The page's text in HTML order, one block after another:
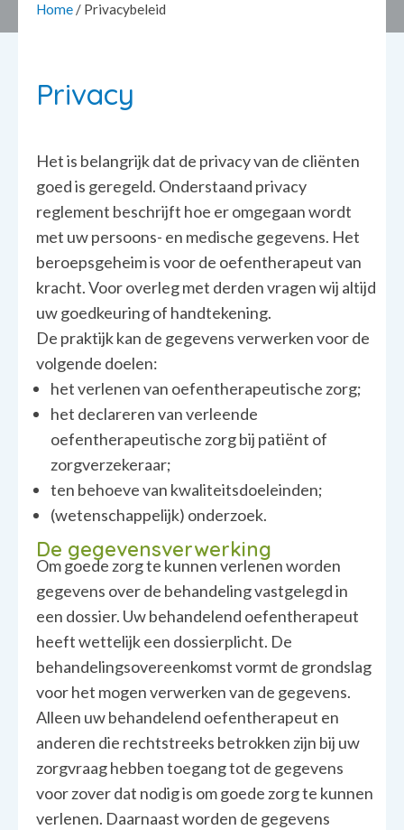
Home / Privacybeleid
Privacy
Het is belangrijk dat de privacy van de cliënten
goed is geregeld. Onderstaand privacy
reglement beschrijft hoe er omgegaan wordt
met uw persoons- en medische gegevens. Het
beroepsgeheim is voor de oefentherapeut van
kracht. Voor overleg met derden vragen wij altijd
uw goedkeuring of handtekening.
De praktijk kan de gegevens verwerken voor de
volgende doelen:
het verlenen van oefentherapeutische zorg;
het declareren van verleende
oefentherapeutische zorg bij patiënt of
zorgverzekeraar;
ten behoeve van kwaliteitsdoeleinden;
(wetenschappelijk) onderzoek.
De gegevensverwerking
Om goede zorg te kunnen verlenen worden
gegevens over de behandeling vastgelegd in
een dossier. Uw behandelend oefentherapeut
heeft wettelijk een dossierplicht. De
behandelingsovereenkomst vormt de grondslag
voor het mogen verwerken van de gegevens.
Alleen uw behandelend oefentherapeut en
anderen die rechtstreeks betrokken zijn bij uw
zorgvraag hebben toegang tot de gegevens
voor zover dat nodig is om goede zorg te kunnen
verlenen. Daarnaast worden de gegevens